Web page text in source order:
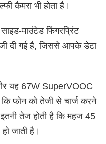
कैमरा भी होता है।
माउंटेड फिंगरप्रिंट
दी गई है, जिससे आपके डेटा
यह 67W SuperVOOC
कि फोन को तेजी से चार्ज करने
तेज होती है कि महज 45
जाती है।